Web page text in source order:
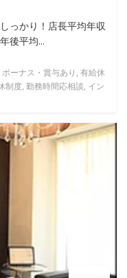
っかり！店長平均年収
後平均...
ーナス・賞与あり, 有給休
制度, 勤務時間応相談, イン